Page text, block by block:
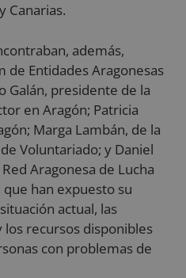
Canarias.
además,
Entidades Aragonesas
Galán, presidente de la
en Aragón; Patricia
Marga Lambán, de la
Voluntariado; y Daniel
Aragonesa de Lucha
que han expuesto su
actual, las
los recursos disponibles
con problemas de